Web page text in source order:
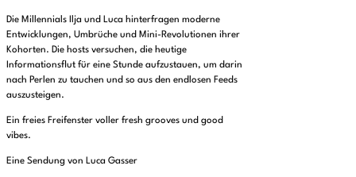
Die Millennials Ilja und Luca hinterfragen moderne
Entwicklungen, Umbrüche und Mini-Revolutionen ihrer
Kohorten. Die hosts versuchen, die heutige
Informationsflut für eine Stunde aufzustauen, um darin
nach Perlen zu tauchen und so aus den endlosen Feeds
auszusteigen.
Ein freies Freifenster voller fresh grooves und good
vibes.
Eine Sendung von Luca Gasser